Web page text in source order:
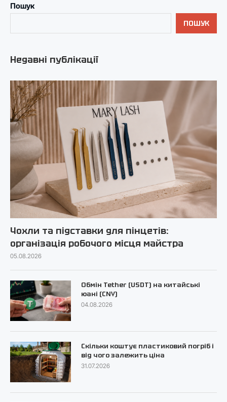
Пошук
ПОШУК
Недавні публікації
Чохли та підставки для пінцетів:
організація робочого місця майстра
05.08.2026
Обмін Tether (USDT) на китайські
юані (CNY)
04.08.2026
Скільки коштує пластиковий погріб і
від чого залежить ціна
31.07.2026